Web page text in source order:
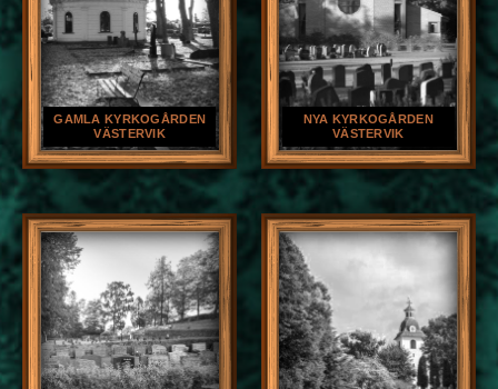
GAMLA KYRKOGÅRDEN
VÄSTERVIK
NYA KYRKOGÅRDEN
VÄSTERVIK